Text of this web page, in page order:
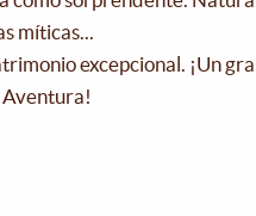
míticas...
excepcional. ¡Un
Aventura!